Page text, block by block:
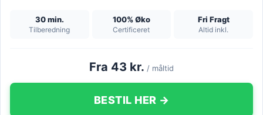
30 min.
Tilberedning
100% Øko
Certificeret
Fri Fragt
Altid inkl.
Fra 43 kr. / måltid
BESTIL HER →